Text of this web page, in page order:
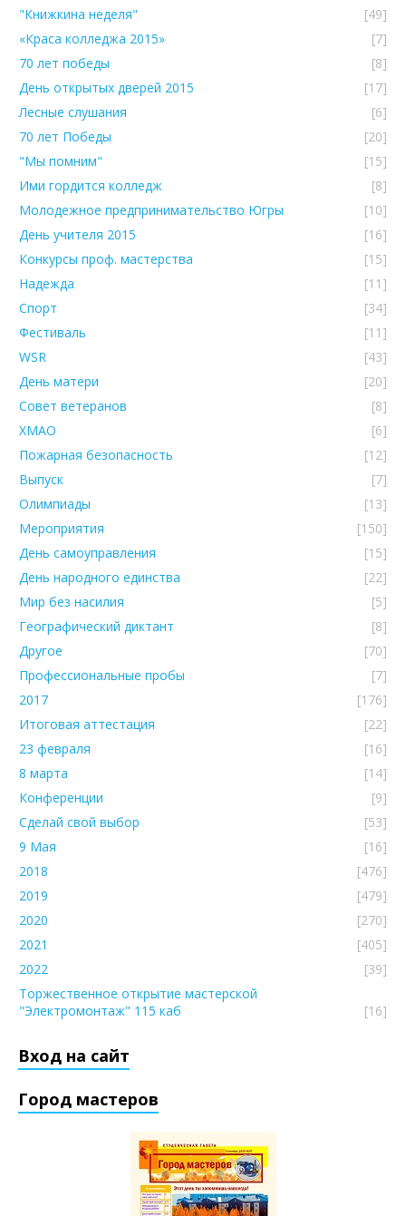
"Книжкина неделя"
[49]
«Краса колледжа 2015»
[7]
70 лет победы
[8]
День открытых дверей 2015
[17]
Лесные слушания
[6]
70 лет Победы
[20]
"Мы помним"
[15]
Ими гордится колледж
[8]
Молодежное предпринимательство Югры
[10]
День учителя 2015
[16]
Конкурсы проф. мастерства
[15]
Надежда
[11]
Спорт
[34]
Фестиваль
[11]
WSR
[43]
День матери
[20]
Совет ветеранов
[8]
ХМАО
[6]
Пожарная безопасность
[12]
Выпуск
[7]
Олимпиады
[13]
Мероприятия
[150]
День самоуправления
[15]
День народного единства
[22]
Мир без насилия
[5]
Географический диктант
[8]
Другое
[70]
Профессиональные пробы
[7]
2017
[176]
Итоговая аттестация
[22]
23 февраля
[16]
8 марта
[14]
Конференции
[9]
Сделай свой выбор
[53]
9 Мая
[16]
2018
[476]
2019
[479]
2020
[270]
2021
[405]
2022
[39]
Торжественное открытие мастерской
"Электромонтаж" 115 каб
[16]
Вход на сайт
Город мастеров